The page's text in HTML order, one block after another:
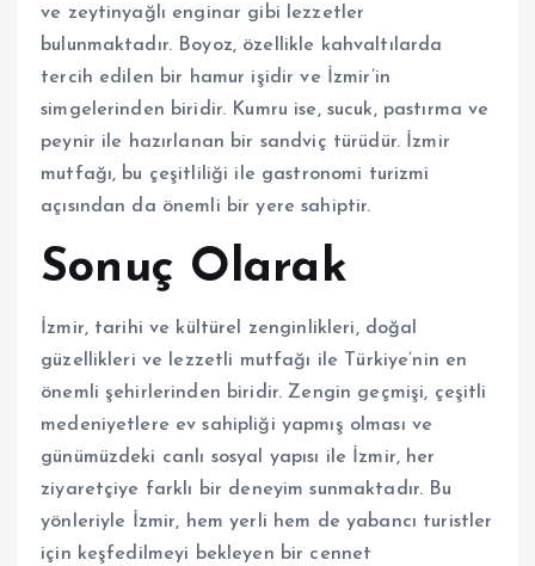
ve zeytinyağlı enginar gibi lezzetler
bulunmaktadır. Boyoz, özellikle kahvaltılarda
tercih edilen bir hamur işidir ve İzmir’in
simgelerinden biridir. Kumru ise, sucuk, pastırma ve
peynir ile hazırlanan bir sandviç türüdür. İzmir
mutfağı, bu çeşitliliği ile gastronomi turizmi
açısından da önemli bir yere sahiptir.
Sonuç Olarak
İzmir, tarihi ve kültürel zenginlikleri, doğal
güzellikleri ve lezzetli mutfağı ile Türkiye’nin en
önemli şehirlerinden biridir. Zengin geçmişi, çeşitli
medeniyetlere ev sahipliği yapmış olması ve
günümüzdeki canlı sosyal yapısı ile İzmir, her
ziyaretçiye farklı bir deneyim sunmaktadır. Bu
yönleriyle İzmir, hem yerli hem de yabancı turistler
için keşfedilmeyi bekleyen bir cennet